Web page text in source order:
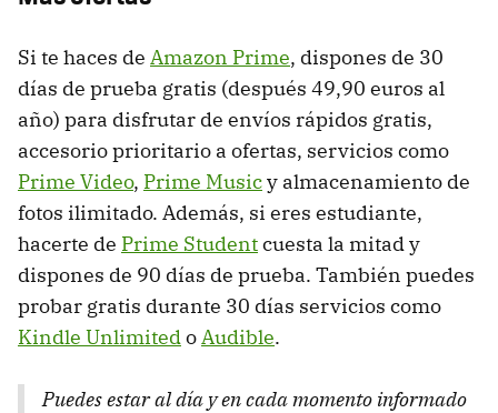
Si te haces de Amazon Prime, dispones de 30
días de prueba gratis (después 49,90 euros al
año) para disfrutar de envíos rápidos gratis,
accesorio prioritario a ofertas, servicios como
Prime Video, Prime Musicy almacenamiento de
fotos ilimitado. Además, si eres estudiante,
hacerte de Prime Studentcuesta la mitad y
dispones de 90 días de prueba. También puedes
probar gratis durante 30 días servicios como
Kindle UnlimitedoAudible.
Puedes estar al día y en cada momento informado